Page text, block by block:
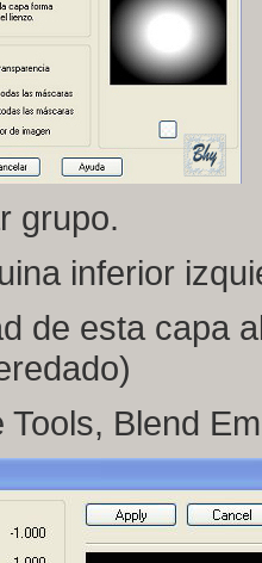
grupo.
inferior
de esta capa
Tools, Blend